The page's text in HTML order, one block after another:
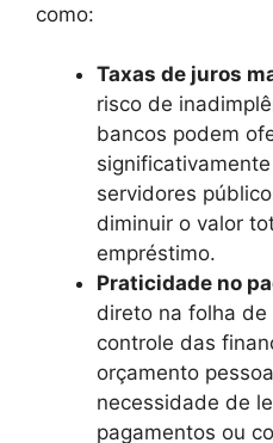
como:
Taxas de juros
risco de
bancos podem
servidores
diminuir o valor
empréstimo.
Praticidade no
direto na folha
controle das
orçamento
necessidade de
pagamentos ou